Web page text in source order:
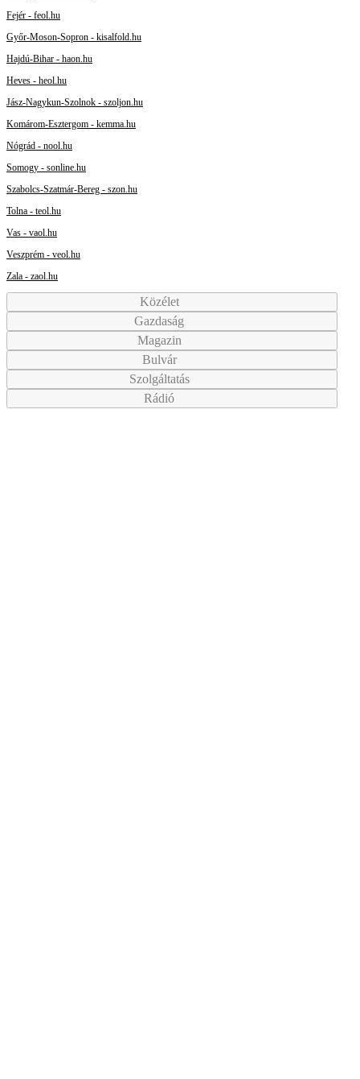
Fejér - feol.hu
Győr-Moson-Sopron - kisalfold.hu
Hajdú-Bihar - haon.hu
Heves - heol.hu
Jász-Nagykun-Szolnok - szoljon.hu
Komárom-Esztergom - kemma.hu
Nógrád - nool.hu
Somogy - sonline.hu
Szabolcs-Szatmár-Bereg - szon.hu
Tolna - teol.hu
Vas - vaol.hu
Veszprém - veol.hu
Zala - zaol.hu
Közélet
Gazdaság
Magazin
Bulvár
Szolgáltatás
Rádió